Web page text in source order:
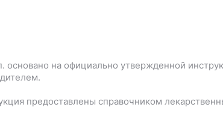
основано на официально утвержденной
предоставлены справочником